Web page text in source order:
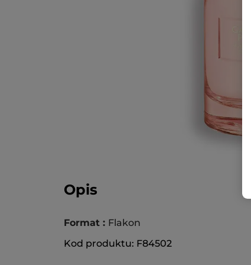
Opis
Format : Flakon
Kod produktu: F84502